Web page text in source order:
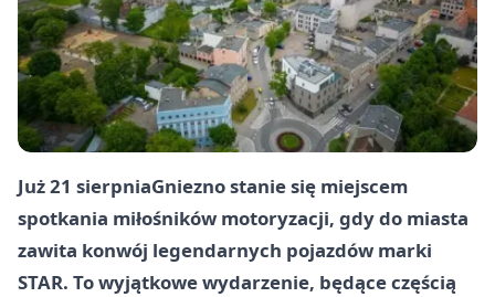
Już 21 sierpniaGnieznostanie się miejscem
spotkania miłośników motoryzacji, gdy do miasta
zawita konwój legendarnych pojazdów marki
STAR. To wyjątkowe wydarzenie, będące częścią